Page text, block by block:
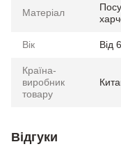
Матеріал
Вік Від
Країна-
виробник
товару
Відгуки